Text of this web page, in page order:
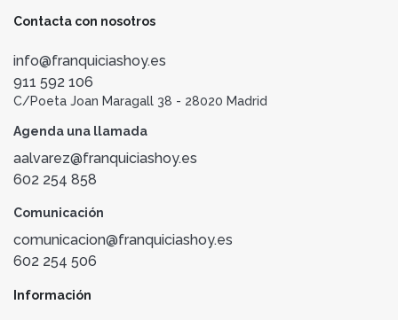
Contacta con nosotros
info@franquiciashoy.es
911 592 106
C/Poeta Joan Maragall 38 - 28020 Madrid
Agenda una llamada
aalvarez@franquiciashoy.es
602 254 858
Comunicación
comunicacion@franquiciashoy.es
602 254 506
Información